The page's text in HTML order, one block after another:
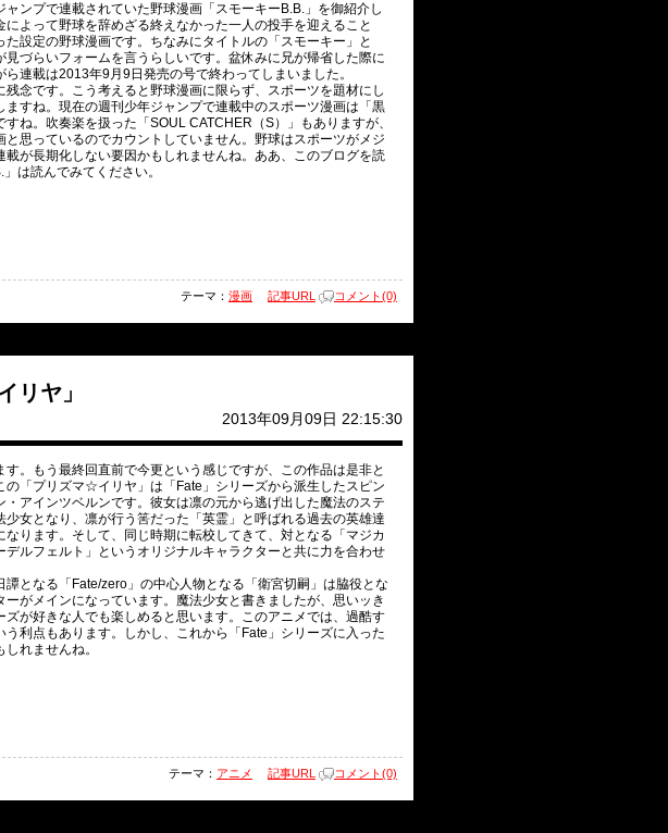
ンプで連載されていた野球漫画「スモーキーB.B.」を御紹介し
よって野球を辞めざる終えなかった一人の投手を迎えること
設定の野球漫画です。ちなみにタイトルの「スモーキー」と
づらいフォームを言うらしいです。盆休みに兄が帰省した際に
連載は2013年9月9日発売の号で終わってしまいました。
念です。こう考えると野球漫画に限らず、スポーツを題材にし
すね。現在の週刊少年ジャンプで連載中のスポーツ漫画は「黒
ね。吹奏楽を扱った「SOUL CATCHER（S）」もありますが、
思っているのでカウントしていません。野球はスポーツがメジ
が長期化しない要因かもしれませんね。ああ、このブログを読
は読んでみてください。
テーマ： 漫画 記事URL コメント(0)
リヤ」
2013年09月09日 22:15:30
。もう最終回直前で今更という感じですが、この作品は是非と
の「プリズマ☆イリヤ」は「Fate」シリーズから派生したスピン
アインツベルンです。彼女は凛の元から逃げ出した魔法のステ
女となり、凛が行う筈だった「英霊」と呼ばれる過去の英雄達
ります。そして、同じ時期に転校してきて、対となる「マジカ
ルフェルト」というオリジナルキャラクターと共に力を合わせ
となる「Fate/zero」の中心人物となる「衛宮切嗣」は脇役とな
がメインになっています。魔法少女と書きましたが、思いッき
が好きな人でも楽しめると思います。このアニメでは、過酷す
利点もあります。しかし、これから「Fate」シリーズに入った
れませんね。
テーマ： アニメ 記事URL コメント(0)